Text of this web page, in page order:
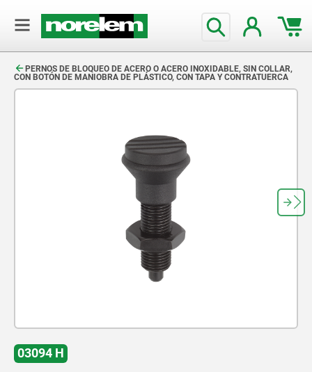
PERNOS DE BLOQUEO DE ACERO O ACERO INOXIDABLE, SIN COLLAR,
CON BOTÓN DE MANIOBRA DE PLÁSTICO, CON TAPA Y CONTRATUERCA
03094 H